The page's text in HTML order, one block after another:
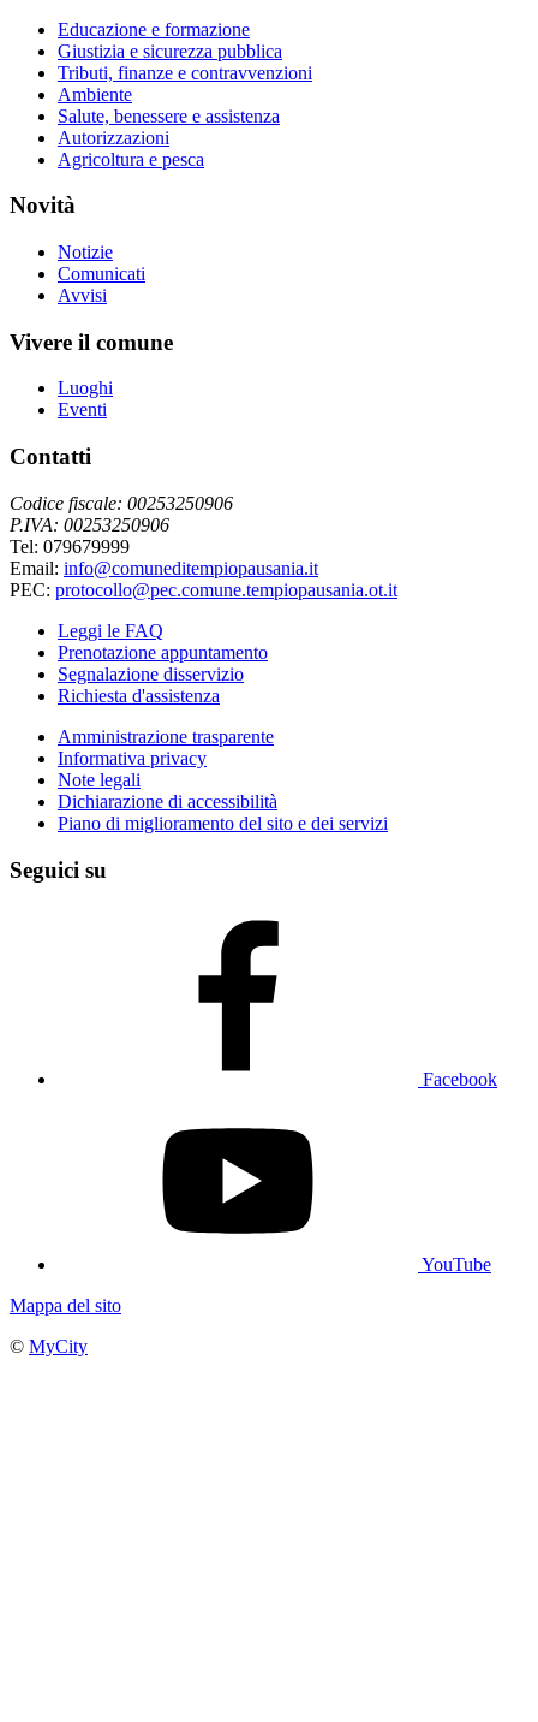
Educazione e formazione
Giustizia e sicurezza pubblica
Tributi, finanze e contravvenzioni
Ambiente
Salute, benessere e assistenza
Autorizzazioni
Agricoltura e pesca
Novità
Notizie
Comunicati
Avvisi
Vivere il comune
Luoghi
Eventi
Contatti
Codice fiscale: 00253250906
P.IVA: 00253250906
Tel: 079679999
Email: info@comuneditempiopausania.it
PEC: protocollo@pec.comune.tempiopausania.ot.it
Leggi le FAQ
Prenotazione appuntamento
Segnalazione disservizio
Richiesta d'assistenza
Amministrazione trasparente
Informativa privacy
Note legali
Dichiarazione di accessibilità
Piano di miglioramento del sito e dei servizi
Seguici su
Facebook
YouTube
Mappa del sito
© MyCity